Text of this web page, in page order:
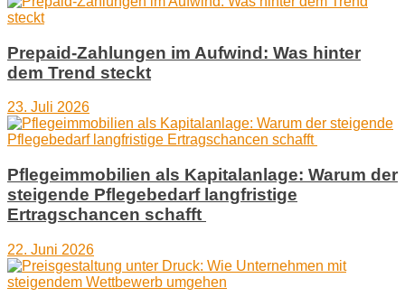
Prepaid-Zahlungen im Aufwind: Was hinter
dem Trend steckt
23. Juli 2026
Pflegeimmobilien als Kapitalanlage: Warum der
steigende Pflegebedarf langfristige
Ertragschancen schafft
22. Juni 2026